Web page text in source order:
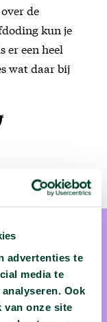
advertenties te
media te
Ook
van onze site
de
kun je
er een heel
wat daar bij